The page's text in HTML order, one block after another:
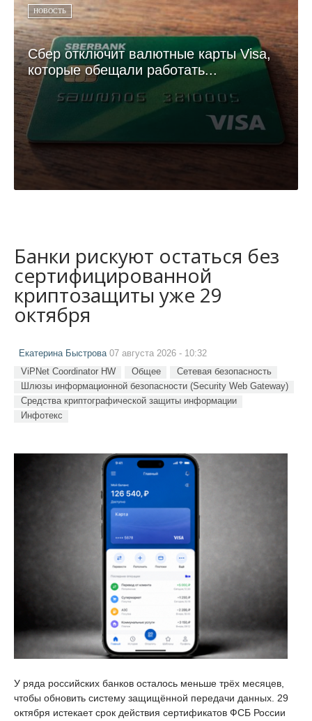
НОВОСТЬ
Сбер отключит валютные карты Visa,
которые обещали работать...
Банки рискуют остаться без
сертифицированной
криптозащиты уже 29
октября
Екатерина Быстрова 07 августа 2026 - 10:32
ViPNet Coordinator HW Общее
Сетевая безопасность
Шлюзы информационной безопасности (Security Web Gateway)
Средства криптографической защиты информации
Инфотекс
У ряда российских банков осталось меньше трёх месяцев,
чтобы обновить систему защищённой передачи данных. 29
октября истекает срок действия сертификатов ФСБ России